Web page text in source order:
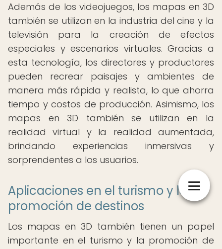
Además de los videojuegos, los mapas en 3D
también se utilizan en la industria del cine y la
televisión para la creación de efectos
especiales y escenarios virtuales. Gracias a
esta tecnología, los directores y productores
pueden recrear paisajes y ambientes de
manera más rápida y realista, lo que ahorra
tiempo y costos de producción. Asimismo, los
mapas en 3D también se utilizan en la
realidad virtual y la realidad aumentada,
brindando experiencias inmersivas y
sorprendentes a los usuarios.
Aplicaciones en el turismo y la
promoción de destinos
Los mapas en 3D también tienen un papel
importante en el turismo y la promoción de